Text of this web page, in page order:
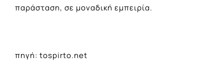
παράσταση, σε μοναδική εμπειρία.
πηγή: tospirto.net